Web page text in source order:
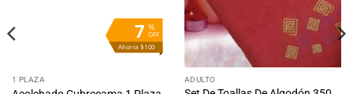
%
OFF
7
Ahorra $100
1 PLAZA ADULTO